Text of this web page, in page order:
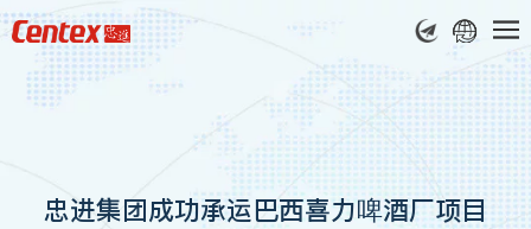
忠进集团成功承运巴西喜力啤酒厂项目